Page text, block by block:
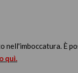
È
quì.